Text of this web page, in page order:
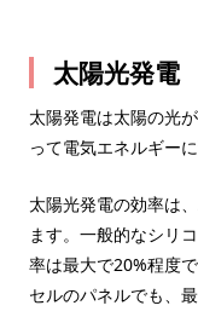
太陽光発電
太陽発電は太陽の光
って電気エネルギー
太陽光発電の効率は
ます。一般的なシリ
率は最大で20%程度
セルのパネルでも、